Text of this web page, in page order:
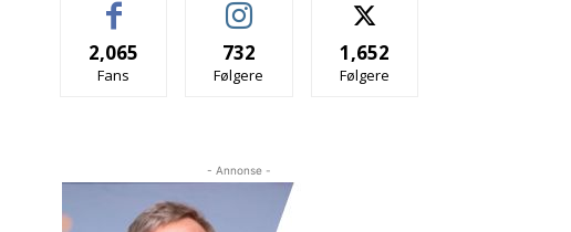
2,065
Fans
732
Følgere
1,652
Følgere
- Annonse -